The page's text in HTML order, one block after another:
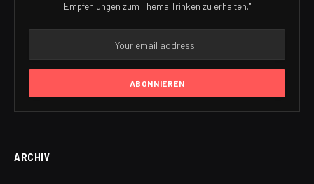
Empfehlungen zum Thema Trinken zu erhalten."
ARCHIV